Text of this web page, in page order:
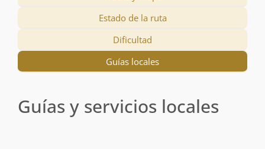
Estado de la ruta
Dificultad
Guías locales
Guías y servicios locales